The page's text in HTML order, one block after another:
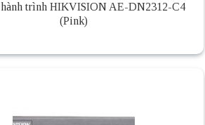
hành trình HIKVISION AE-DN2312-C4
(Pink)